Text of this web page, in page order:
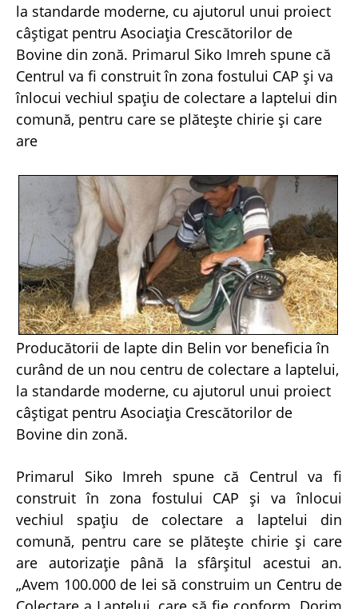
la standarde moderne, cu ajutorul unui proiect
câştigat pentru Asociaţia Crescătorilor de
Bovine din zonă. Primarul Siko Imreh spune că
Centrul va fi construit în zona fostului CAP şi va
înlocui vechiul spaţiu de colectare a laptelui din
comună, pentru care se plăteşte chirie şi care
are
Producătorii de lapte din Belin vor beneficia în
curând de un nou centru de colectare a laptelui,
la standarde moderne, cu ajutorul unui proiect
câştigat pentru Asociaţia Crescătorilor de
Bovine din zonă.
Primarul Siko Imreh spune că Centrul va fi
construit în zona fostului CAP şi va înlocui
vechiul spaţiu de colectare a laptelui din
comună, pentru care se plăteşte chirie şi care
are autorizaţie până la sfârşitul acestui an.
„Avem 100.000 de lei să construim un Centru de